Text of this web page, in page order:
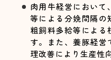
肉用牛経営において
等による分娩間隔の
粗飼料多給等による
す。また、養豚経営
理改善により生産性